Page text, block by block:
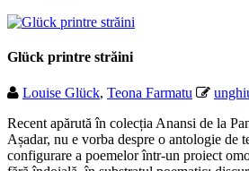
Glück printre străini
Louise Glück, Teona Farmatu
Recent apărută în colecția Anansi de la
Așadar, nu e vorba despre o antologie de
configurare a poemelor într-un proiect